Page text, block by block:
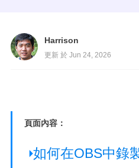
Harrison
更新 於 Jun 24, 2026
頁面內容：
如何在OBS中錄